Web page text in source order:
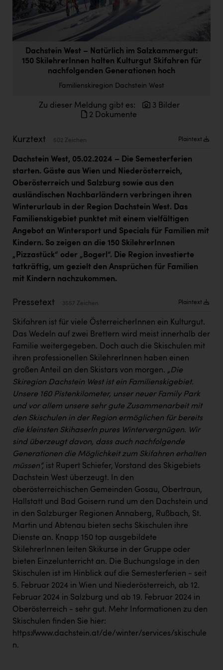
Doppler Gruppe
ERLUS AG
Firmenradl
Fristads Austria
HIG Infomotion Group
Immotech
INTERSPAR
INTERSPORT Austria
Jesolo
Jane Goodall Institute Austria
Kärcher
KEBA
KLIPP Frisör
Kleider Bauer
Maximarkt
Oldtimer Raststationen und Motorhotels
Österreichischer Kachelofenverband
Orlen
Passage Linz
PEZ
PÜSPÖK
REMAX
RE/MAX Welcome
Resch&Frisch
Ruderclub Wels
SCRI - Salzburg Cancer Research Institute
SCHMACHTL GmbH
Schwingshandl - automation technology gmbh
Seher + Partner
Dachstein West – Natürlich im Salzkammergut:
150 SkilehrerInnen halten Kulturgut Skifahren für
nachfolgenden Generationen hoch
Familienskiregion Dachstein West
Zu dieser Meldung gibt es:
3 Bilder
2 Dokumente
Kurztext 502 Zeichen Plaintext
Dachstein West, 05.02.2024 – Die Semesterferien
starten. Gäste aus Wien und Niederösterreich,
Oberösterreich und Salzburg sowie aus den
ausländischen Nachbarländern verbringen ihren
Winterurlaub in der Region Dachstein West. Das
Familienskigebiet punktet mit einem vielfältigen
Angebot an Wintersport und Specials für Familien mit
Kindern. So zeigen an die 150 SkilehrerInnen
„Pizzastück“ oder „Bogerl“. Die Region investierte
tatkräftig, um gezielt den Ansprüchen für Familien
mit Kindern nachzukommen.
Pressetext 3557 Zeichen Plaintext
Skifahren ist für viele ÖsterreicherInnen ein Kulturgut.
Das Wedeln auf zwei Brettern wird meist innerhalb der
Familie weitergegeben. Doch auch die Skischulen mit
ihren professionellen SkilehrerInnen haben einen
großen Anteil an den Skistars von morgen. „Die
Skiregion Dachstein West ist ein Familienskigebiet.
Unsere 160 Pistenkilometer, unser neuer Family Park
und vor allem unsere sehr gute Zusammenarbeit mit
den Skischulen in der Region ermöglichen für bereits
die kleinsten Skihaserln pures Wintervergnügen. Wir
sind überzeugt davon, dass auch nachfolgende
Generationen die Möglichkeit zum Skifahren erhalten
müssen“, ist Rupert Schiefer, Vorstand des Skigebiets
Dachstein West überzeugt. In den
oberösterreichischen Gemeinden Gosau, Obertraun,
Hallstatt und Bad Goisern rund um den Dachstein und
in den Salzburger Regionen Annaberg, Rußbach, St.
Martin und Abtenau bieten sechs Skischulen ihre
Dienste an. Knapp 150 top ausgebildete
SkilehrerInnen leiten Skikurse in der Gruppe oder
bieten Einzelunterricht an. Die Buchungslage in den
Skischulen ist im Hinblick auf die Semesterferien - seit
5. Februar 2024 in Wien und Niederösterreich, ab 12.
Februar 2024 in Salzburg und ab 19. Februar 2024 in
Oberösterreich - sehr gut. Mehr Informationen zu den
Skischulen finden Sie hier:
https://www.dachstein.at/de/winter/services/skischule
n.